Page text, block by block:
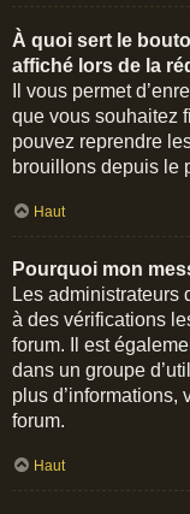
À quoi sert le
affiché lors de la
Il vous permet
que vous souhaitez
pouvez reprendre
brouillons depuis le
Haut
Pourquoi mon
Les administrateurs
à des vérifications
forum. Il est
dans un groupe
plus d’informations,
forum.
Haut